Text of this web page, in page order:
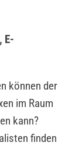
E-
können der
im Raum
kann?
finden